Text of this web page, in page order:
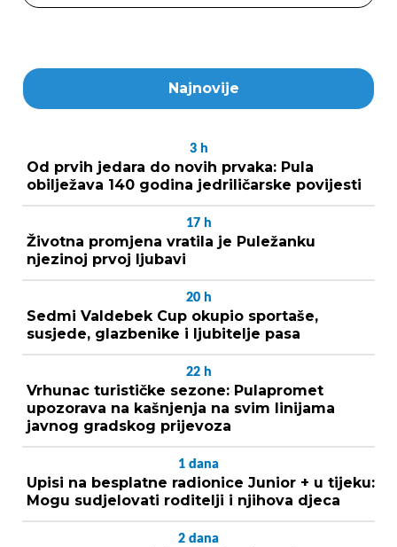
Najnovije
3 h
Od prvih jedara do novih prvaka: Pula
obilježava 140 godina jedriličarske povijesti
17 h
Životna promjena vratila je Puležanku
njezinoj prvoj ljubavi
20 h
Sedmi Valdebek Cup okupio sportaše,
susjede, glazbenike i ljubitelje pasa
22 h
Vrhunac turističke sezone: Pulapromet
upozorava na kašnjenja na svim linijama
javnog gradskog prijevoza
1 dana
Upisi na besplatne radionice Junior + u tijeku:
Mogu sudjelovati roditelji i njihova djeca
2 dana